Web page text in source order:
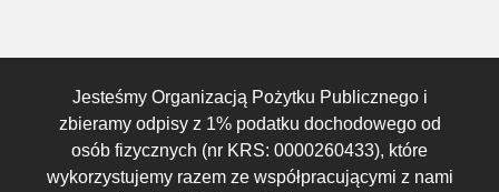
Jesteśmy Organizacją Pożytku Publicznego i
zbieramy odpisy z 1% podatku dochodowego od
osób fizycznych (nr KRS: 0000260433), które
wykorzystujemy razem ze współpracującymi z nami